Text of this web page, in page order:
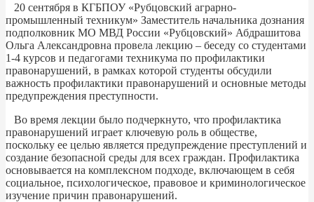
20 сентября в КГБПОУ «Рубцовский аграрно-
промышленный техникум» Заместитель начальника дознания
подполковник МО МВД России «Рубцовский» Абдрашитова
Ольга Александровна провела лекцию – беседу со студентами
1-4 курсов и педагогами техникума по профилактики
правонарушений, в рамках которой студенты обсудили
важность профилактики правонарушений и основные методы
предупреждения преступности.
Во время лекции было подчеркнуто, что профилактика
правонарушений играет ключевую роль в обществе,
поскольку ее целью является предупреждение преступлений и
создание безопасной среды для всех граждан. Профилактика
основывается на комплексном подходе, включающем в себя
социальное, психологическое, правовое и криминологическое
изучение причин правонарушений.